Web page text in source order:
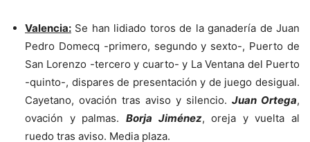
Valencia: Se han lidiado toros de la ganadería de Juan
Pedro Domecq -primero, segundo y sexto-, Puerto de
San Lorenzo -tercero y cuarto- y La Ventana del Puerto
-quinto-, dispares de presentación y de juego desigual.
Cayetano, ovación tras aviso y silencio. Juan Ortega,
ovación y palmas. Borja Jiménez, oreja y vuelta al
ruedo tras aviso. Media plaza.